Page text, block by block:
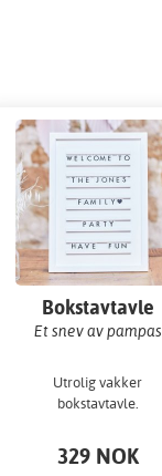
Bokstavtavle
Et snev av pampas
Utrolig vakker
bokstavtavle.
329 NOK